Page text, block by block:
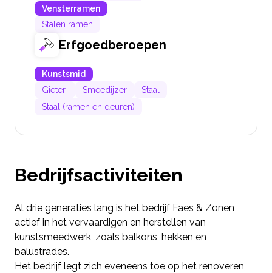
Vensterramen
Stalen ramen
Erfgoedberoepen
Kunstsmid
Gieter
Smeedijzer
Staal
Staal (ramen en deuren)
Bedrijfsactiviteiten
Al drie generaties lang is het bedrijf Faes & Zonen
actief in het vervaardigen en herstellen van
kunstsmeedwerk, zoals balkons, hekken en
balustrades.
Het bedrijf legt zich eveneens toe op het renoveren,